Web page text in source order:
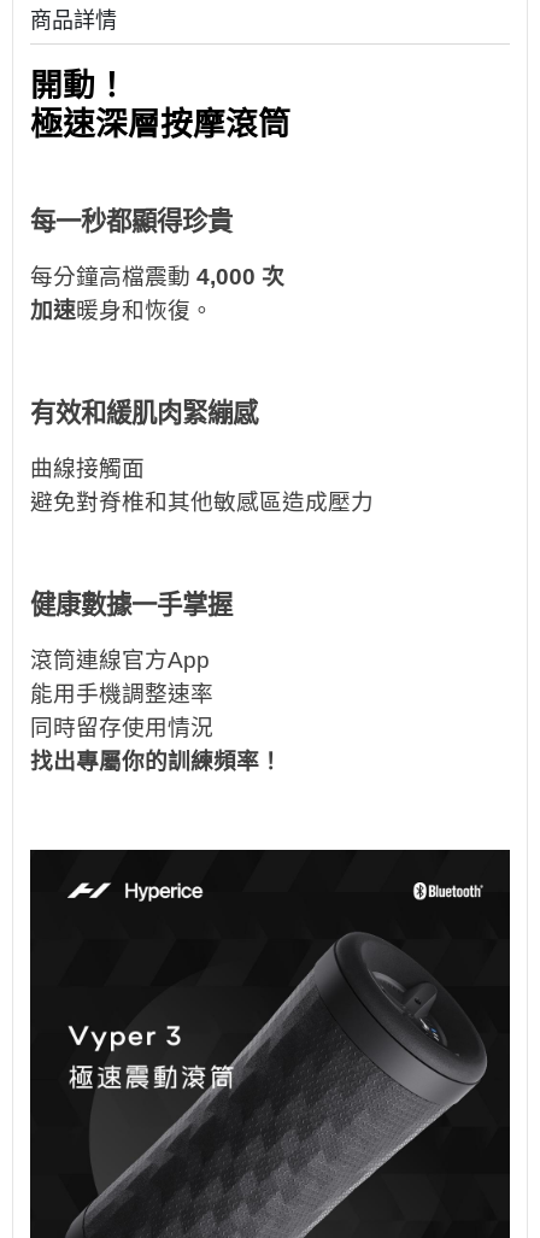
商品詳情
開動！
極速深層按摩滾筒
每一秒都顯得珍貴
每分鐘高檔震動 4,000 次
加速暖身和恢復。
有效和緩肌肉緊繃感
曲線接觸面
避免對脊椎和其他敏感區造成壓力
健康數據一手掌握
滾筒連線官方App
能用手機調整速率
同時留存使用情況
找出專屬你的訓練頻率！